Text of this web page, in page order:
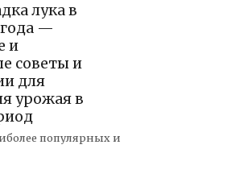
лука в
года —
и
советы и
для
урожая в
популярных и